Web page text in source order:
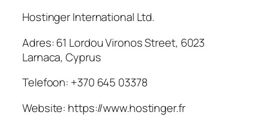
Hostinger International Ltd.
Adres: 61 Lordou Vironos Street, 6023
Larnaca, Cyprus
Telefoon: +370 645 03378
Website: https://www.hostinger.fr